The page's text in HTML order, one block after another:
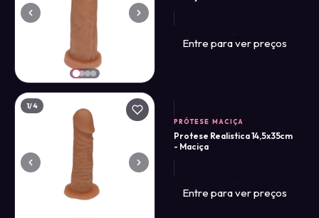
Entre para ver preços
1/4
PRÓTESE MACIÇA
Protese Realistica 14,5x35cm
- Maciça
Entre para ver preços